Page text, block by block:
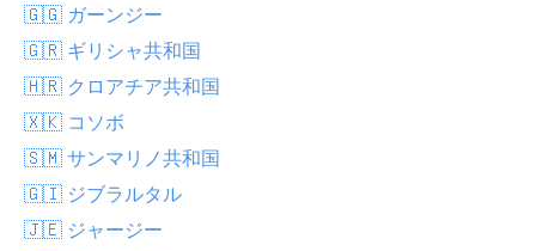
🇬🇬 ガーンジー
🇬🇷 ギリシャ共和国
🇭🇷 クロアチア共和国
🇽🇰 コソボ
🇸🇲 サンマリノ共和国
🇬🇮 ジブラルタル
🇯🇪 ジャージー